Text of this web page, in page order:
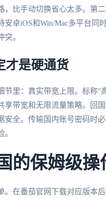
，比手动切换省心太多。第
安卓iOS和Win/Mac多平台同
突。
才是硬通货
节里：真实带宽上限。标称"
享带宽和无限流量策略。回
安全。传输国内账号密码时
的保姆级操
。在番茄官网下载对应版本